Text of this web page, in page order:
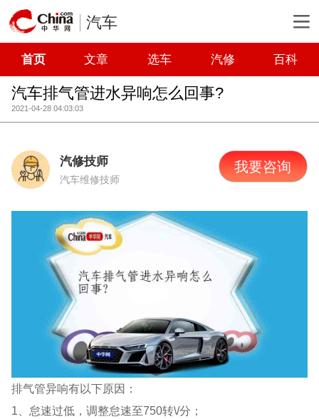
汽车
首页 文章 选车 汽修 百科
汽车排气管进水异响怎么回事?
2021-04-28 04:03:03
汽修技师
汽车维修技师
我要咨询
排气管异响有以下原因：
1、怠速过低，调整怠速至750转\/分；